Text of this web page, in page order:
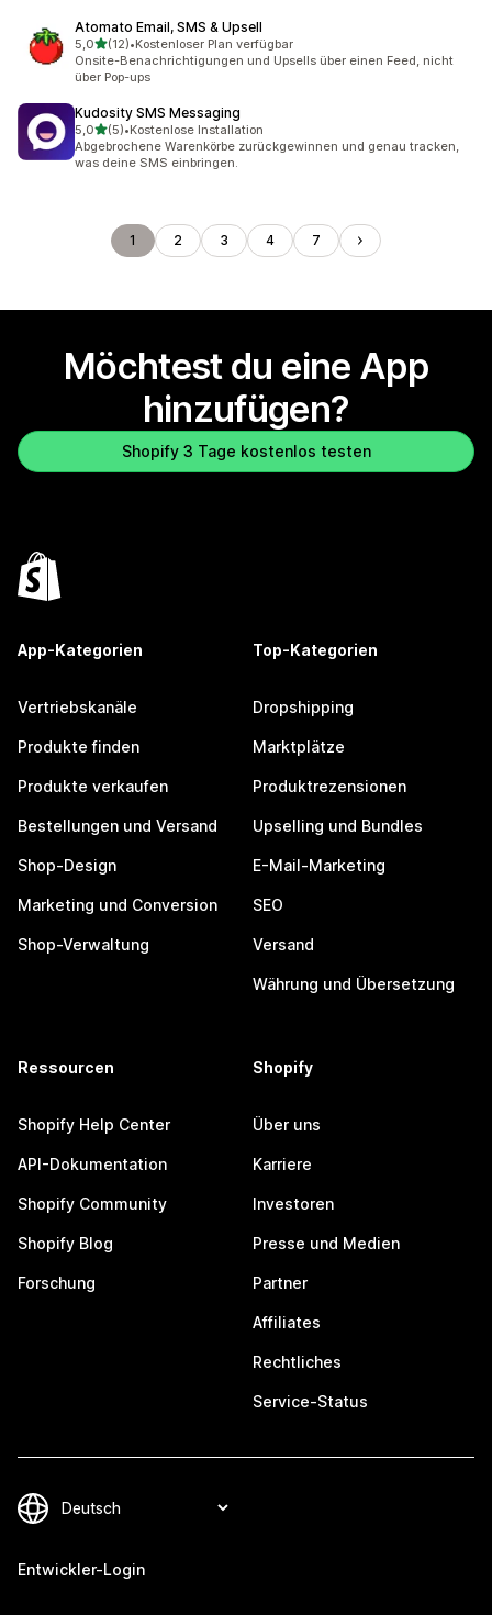
Atomato Email, SMS & Upsell
5,0von 5 Sternen
(12)
12 Rezensionen insgesamt
•Kostenloser Plan verfügbar
Onsite-Benachrichtigungen und Upsells über einen Feed, nicht
über Pop-ups
Kudosity SMS Messaging
5,0von 5 Sternen
(5)
5 Rezensionen insgesamt
•Kostenlose Installation
Abgebrochene Warenkörbe zurückgewinnen und genau tracken,
was deine SMS einbringen.
1 2 3 4 7
Möchtest du eine App
hinzufügen?
Shopify 3 Tage kostenlos testen
App-Kategorien
Vertriebskanäle
Produkte finden
Produkte verkaufen
Bestellungen und Versand
Shop-Design
Marketing und Conversion
Shop-Verwaltung
Top-Kategorien
Dropshipping
Marktplätze
Produktrezensionen
Upselling und Bundles
E-Mail-Marketing
SEO
Versand
Währung und Übersetzung
Ressourcen
Shopify Help Center
API-Dokumentation
Shopify Community
Shopify Blog
Forschung
Shopify
Über uns
Karriere
Investoren
Presse und Medien
Partner
Affiliates
Rechtliches
Service-Status
Entwickler-Login